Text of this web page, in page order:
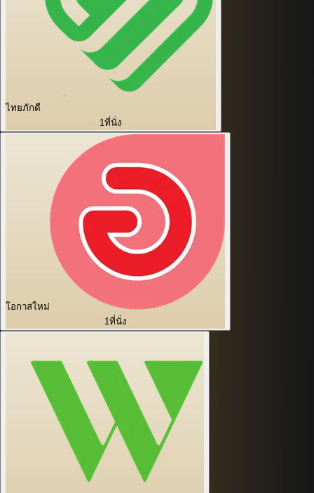
ไทยภักดี
1ที่นั่ง
โอกาสใหม่
1ที่นั่ง